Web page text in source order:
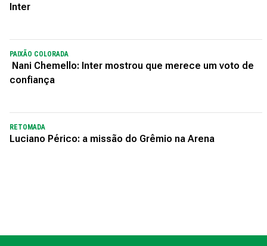
Inter
PAIXÃO COLORADA
Nani Chemello: Inter mostrou que merece um voto de
confiança
RETOMADA
Luciano Périco: a missão do Grêmio na Arena